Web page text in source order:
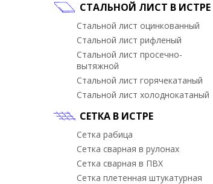
СТАЛЬНОЙ ЛИСТ В ИСТРЕ
Стальной лист оцинкованный
Стальной лист рифленый
Стальной лист просечно-
вытяжной
Стальной лист горячекатаный
Стальной лист холоднокатаный
СЕТКА В ИСТРЕ
Сетка рабица
Сетка сварная в рулонах
Сетка сварная в ПВХ
Сетка плетенная штукатурная